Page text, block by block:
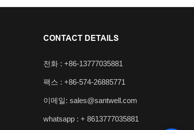
CONTACT DETAILS
전화 : +86-13777035881
팩스 : +86-574-26885771
이메일: sales@santwell.com
whatsapp : + 8613777035881